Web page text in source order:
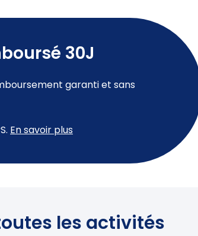
30J
garanti et sans
En savoir plus
les activités